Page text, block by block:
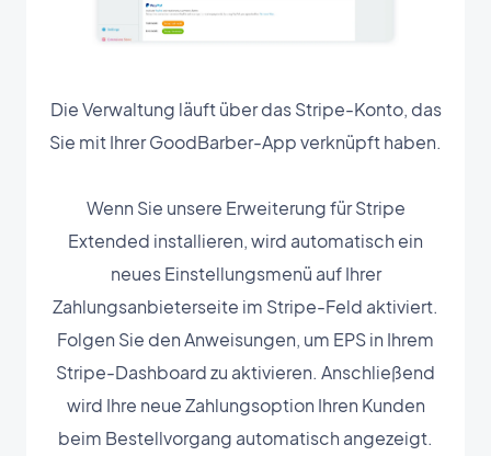
Die Verwaltung läuft über das Stripe-Konto, das
Sie mit Ihrer GoodBarber-App verknüpft haben.
Wenn Sie unsere Erweiterung für Stripe
Extended installieren, wird automatisch ein
neues Einstellungsmenü auf Ihrer
Zahlungsanbieterseite im Stripe-Feld aktiviert.
Folgen Sie den Anweisungen, um EPS in Ihrem
Stripe-Dashboard zu aktivieren. Anschließend
wird Ihre neue Zahlungsoption Ihren Kunden
beim Bestellvorgang automatisch angezeigt.